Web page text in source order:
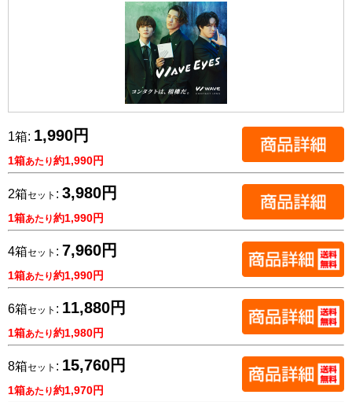
1箱: 1,990円
1箱あたり約1,990円
2箱セット : 3,980円
1箱あたり約1,990円
4箱セット : 7,960円
1箱あたり約1,990円
6箱セット : 11,880円
1箱あたり約1,980円
8箱セット : 15,760円
1箱あたり約1,970円